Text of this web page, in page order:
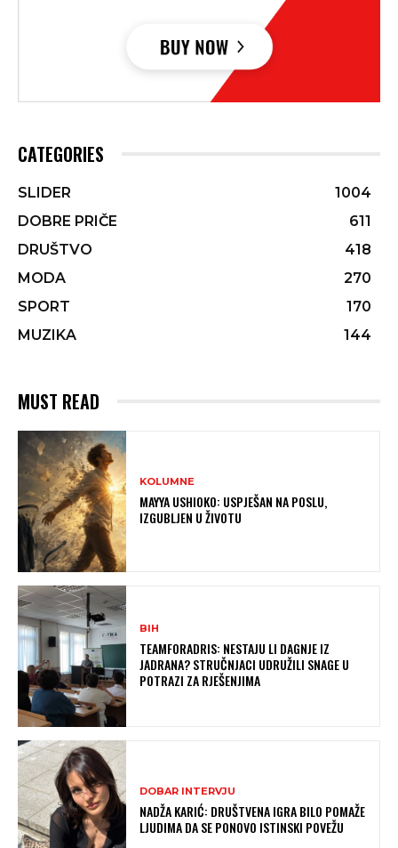
CATEGORIES
SLIDER
1004
DOBRE PRIČE
611
DRUŠTVO
418
MODA
270
SPORT
170
MUZIKA
144
MUST READ
KOLUMNE
MAYYA USHIOKO: USPJEŠAN NA POSLU,
IZGUBLJEN U ŽIVOTU
BIH
TEAMFORADRIS: NESTAJU LI DAGNJE IZ
JADRANA? STRUČNJACI UDRUŽILI SNAGE U
POTRAZI ZA RJEŠENJIMA
DOBAR INTERVJU
NADŽA KARIĆ: DRUŠTVENA IGRA BILO POMAŽE
LJUDIMA DA SE PONOVO ISTINSKI POVEŽU